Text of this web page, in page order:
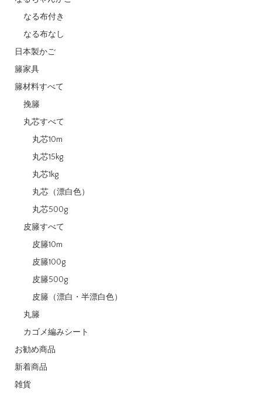
なる布付き
なる布なし
日本製かご
籐家具
籐材料すべて
挽籐
丸芯すべて
丸芯10m
丸芯15kg
丸芯1kg
丸芯（漂白色）
丸芯500g
皮籐すべて
皮籐10m
皮籐100g
皮籐500g
皮籐（漂白・半漂白色）
丸籐
カゴメ編みシート
お勧め商品
新着商品
雑貨